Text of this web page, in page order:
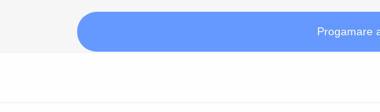
Progamare